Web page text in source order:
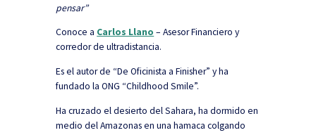
pensar”
Conoce a Carlos Llano – Asesor Financiero y
corredor de ultradistancia.
Es el autor de “De Oficinista a Finisher” y ha
fundado la ONG “Childhood Smile”.
Ha cruzado el desierto del Sahara, ha dormido en
medio del Amazonas en una hamaca colgando